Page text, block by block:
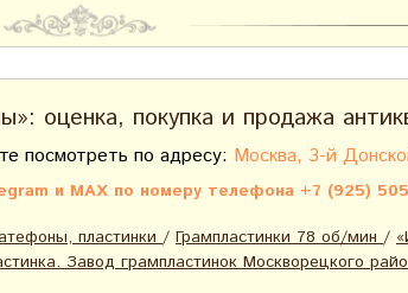
оценка, покупка и продажа
посмотреть по адресу: Москва, 3-й
и MAX по номеру телефона +7 (925)
пластинки / Грампластинки 78 об/мин /
Завод грампластинок Москворецкого